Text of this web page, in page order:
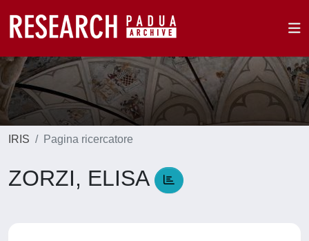
IRIS Pagina ricercatore
ZORZI, ELISA